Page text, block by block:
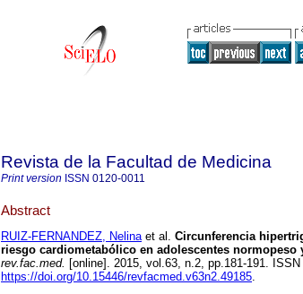
Revista de la Facultad de Medicina
Print version ISSN 0120-0011
Abstract
RUIZ-FERNANDEZ, Nelinaet al. Circunferencia
riesgo cardiometabólico en adolescentes normopeso
rev.fac.med. [online]. 2015, vol.63, n.2, pp.181-191. ISSN
https://doi.org/10.15446/revfacmed.v63n2.49185.